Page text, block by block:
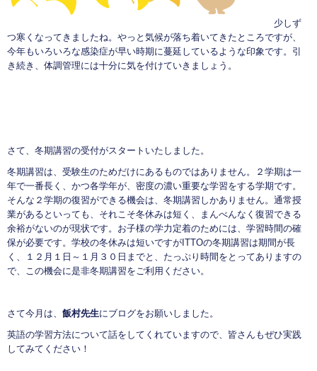
少しず
つ寒くなってきましたね。やっと気候が落ち着いてきたところですが、
今年もいろいろな感染症が早い時期に蔓延しているような印象です。引
き続き、体調管理には十分に気を付けていきましょう。
さて、冬期講習の受付がスタートいたしました。
冬期講習は、受験生のためだけにあるものではありません。２学期は一
年で一番長く、かつ各学年が、密度の濃い重要な学習をする学期です。
そんな２学期の復習ができる機会は、冬期講習しかありません。通常授
業があるといっても、それこそ冬休みは短く、まんべんなく復習できる
余裕がないのが現状です。お子様の学力定着のためには、学習時間の確
保が必要です。学校の冬休みは短いですがITTOの冬期講習は期間が長
く、１２月１日～１月３０日までと、たっぷり時間をとってありますの
で、この機会に是非冬期講習をご利用ください。
さて今月は、 飯村先生にブログをお願いしました。
英語の学習方法について話をしてくれていますので、皆さんもぜひ実践
してみてください！